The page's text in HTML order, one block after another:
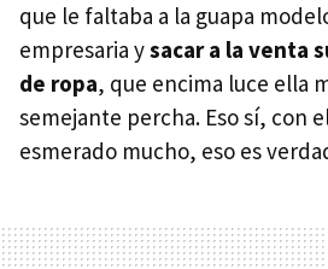
que le faltaba a la guapa
empresaria ysacar a la venta
de ropa, que encima luce ella
semejante percha. Eso sí, con
esmerado mucho, eso es